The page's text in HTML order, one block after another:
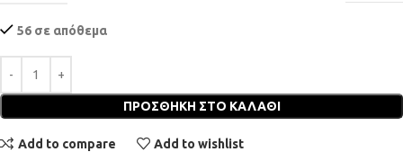
56 σε απόθεμα
ΠΡΟΣΘΉΚΗ ΣΤΟ ΚΑΛΆΘΙ
Add to compare Add to wishlist